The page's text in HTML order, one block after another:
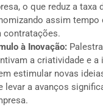
o que reduz a taxa
assim tempo
contratações.
à Inovação:
a criatividade e a
estimular novas
levar a avanços